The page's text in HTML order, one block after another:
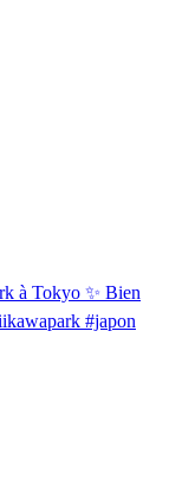
à Tokyo ✨ Bien
#japon